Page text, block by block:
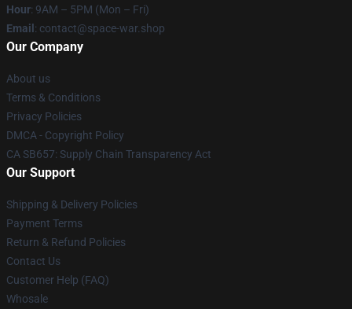
Hour: 9AM – 5PM (Mon – Fri)
Email : contact@space-war.shop
Our Company
About us
Terms & Conditions
Privacy Policies
DMCA - Copyright Policy
CA SB657: Supply Chain Transparency Act
Our Support
Shipping & Delivery Policies
Payment Terms
Return & Refund Policies
Contact Us
Customer Help (FAQ)
Whosale